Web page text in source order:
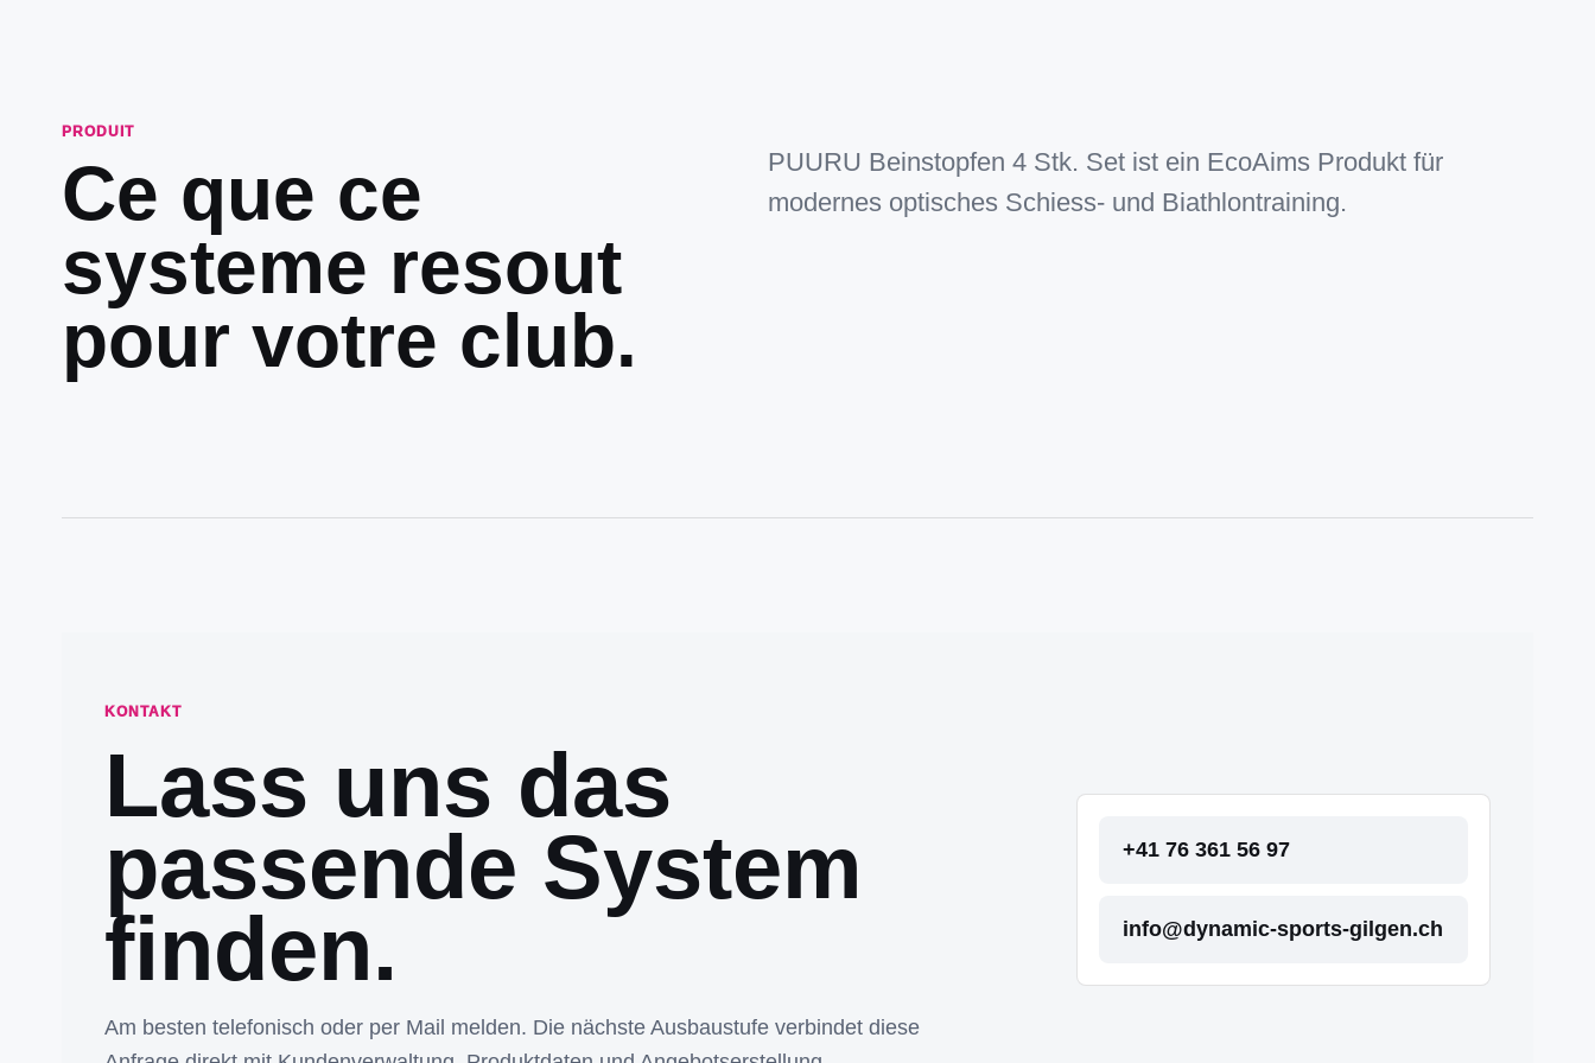
PRODUIT
Ce que ce
systeme resout
pour votre club.
PUURU Beinstopfen 4 Stk. Set ist ein EcoAims Produkt für
modernes optisches Schiess- und Biathlontraining.
KONTAKT
Lass uns das
passende System
finden.
Am besten telefonisch oder per Mail melden. Die nächste Ausbaustufe verbindet diese
+41 76 361 56 97
info@dynamic-sports-gilgen.ch